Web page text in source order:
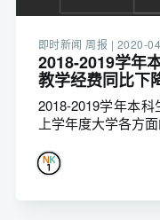
即时新闻 周报 | 2020-
2018-2019学年
教学经费同比下
2018-2019学年本
上学年度大学各方面